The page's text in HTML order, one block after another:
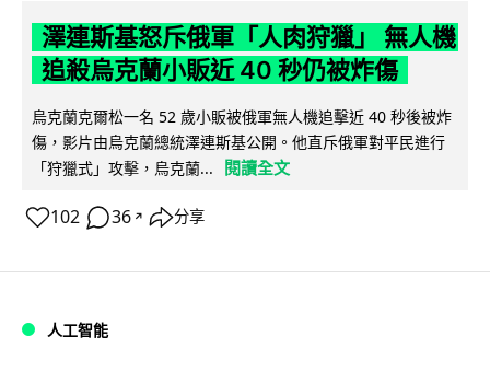
澤連斯基怒斥俄軍「人肉狩獵」 無人機
追殺烏克蘭小販近 40 秒仍被炸傷
烏克蘭克爾松一名 52 歲小販被俄軍無人機追擊近 40 秒後被炸
傷，影片由烏克蘭總統澤連斯基公開。他直斥俄軍對平民進行
「狩獵式」攻擊，烏克蘭...
閱讀全文
102 36 ↗ 分享
人工智能